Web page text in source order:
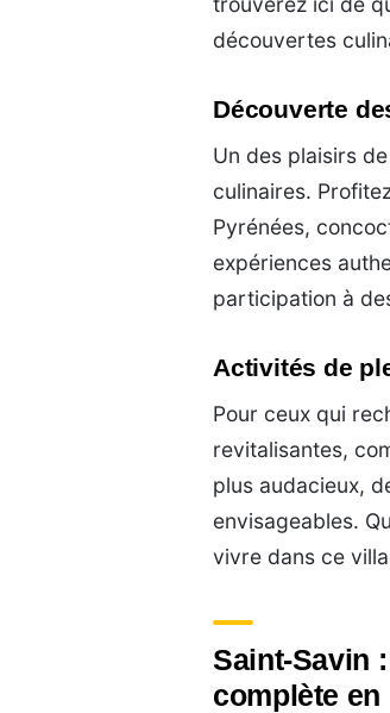
découvertes
Découverte
Un des plaisirs
culinaires.
Pyrénées,
expériences
participation à
Activités de
Pour ceux qui
revitalisantes,
plus audacieux,
envisageables.
vivre dans ce
Saint-Savin
complète